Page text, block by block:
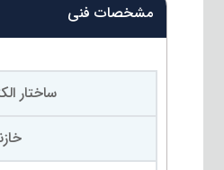
مشخصات فنی
ساختار